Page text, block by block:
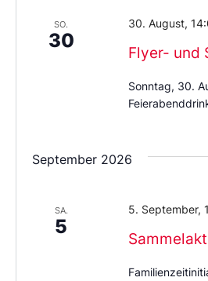
SO.
30
Flyer- und
30. August,
Sonntag, 30.
September 2026
SA.
5
5. September,